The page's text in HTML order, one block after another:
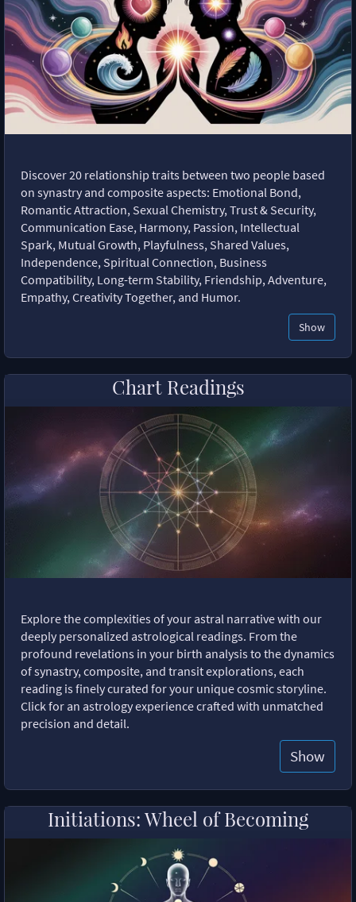
Discover 20 relationship traits between two people based
on synastry and composite aspects: Emotional Bond,
Romantic Attraction, Sexual Chemistry, Trust & Security,
Communication Ease, Harmony, Passion, Intellectual
Spark, Mutual Growth, Playfulness, Shared Values,
Independence, Spiritual Connection, Business
Compatibility, Long-term Stability, Friendship, Adventure,
Empathy, Creativity Together, and Humor.
Show
Chart Readings
Explore the complexities of your astral narrative with our
deeply personalized astrological readings. From the
profound revelations in your birth analysis to the dynamics
of synastry, composite, and transit explorations, each
reading is finely curated for your unique cosmic storyline.
Click for an astrology experience crafted with unmatched
precision and detail.
Show
Initiations: Wheel of Becoming